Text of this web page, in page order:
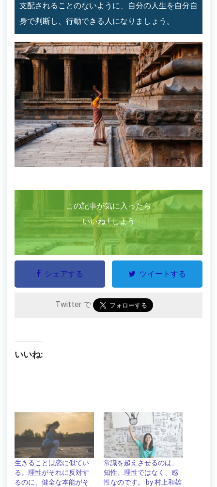
支配されることのないように、自分の人生を自分自
身で判断し、行動できる人になりましょう。
この記事が気に入ったら
いいね ! しよう
シェアする ツイートする
Twitter で
いいね:
生きることは恋に似てい
る。理性がそれに反対す
るのに、健全な本能がそ
常識を超えさせるのは、
知性、理性ではなく、感
性なのです。 by 村上和雄